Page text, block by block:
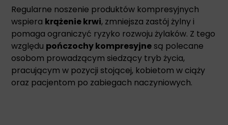
Regularne noszenie produktów kompresyjnych
wspiera krążenie krwi, zmniejsza zastój żylny i
pomaga ograniczyć ryzyko rozwoju żylaków. Z tego
względu pończochy kompresyjnesą polecane
osobom prowadzącym siedzący tryb życia,
pracującym w pozycji stojącej, kobietom w ciąży
oraz pacjentom po zabiegach naczyniowych.